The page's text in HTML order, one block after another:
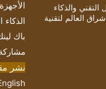
والذكاء
العالم لتقنية
الأجهزة
الذكاء
باك
نشر